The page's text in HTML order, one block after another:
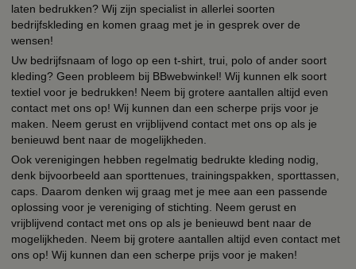
laten bedrukken? Wij zijn specialist in allerlei soorten
bedrijfskleding en komen graag met je in gesprek over de
wensen!
Uw bedrijfsnaam of logo op een t-shirt, trui, polo of ander soort
kleding? Geen probleem bij BBwebwinkel! Wij kunnen elk soort
textiel voor je bedrukken! Neem bij grotere aantallen altijd even
contact met ons op! Wij kunnen dan een scherpe prijs voor je
maken. Neem gerust en vrijblijvend contact met ons op als je
benieuwd bent naar de mogelijkheden.
Ook verenigingen hebben regelmatig bedrukte kleding nodig,
denk bijvoorbeeld aan sporttenues, trainingspakken, sporttassen,
caps. Daarom denken wij graag met je mee aan een passende
oplossing voor je vereniging of stichting. Neem gerust en
vrijblijvend contact met ons op als je benieuwd bent naar de
mogelijkheden. Neem bij grotere aantallen altijd even contact met
ons op! Wij kunnen dan een scherpe prijs voor je maken!